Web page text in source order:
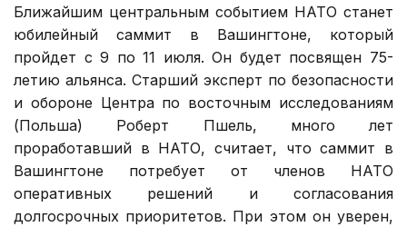
Ближайшим центральным событием НАТО станет
юбилейный саммит в Вашингтоне, который
пройдет с 9 по 11 июля. Он будет посвящен 75-
летию альянса. Старший эксперт по безопасности
и обороне Центра по восточным исследованиям
(Польша) Роберт Пшель, много лет
проработавший в НАТО, считает, что саммит в
Вашингтоне потребует от членов НАТО
оперативных решений и согласования
долгосрочных приоритетов. При этом он уверен,